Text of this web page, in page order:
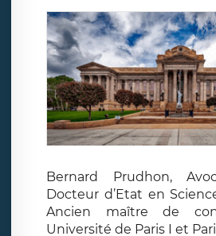
Bernard Prudhon,
Docteur d’Etat en
Ancien maître de
Université de Paris I et